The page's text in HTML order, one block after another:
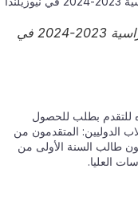
منح جامعة فيكتوريا ويلينجتون الدراسية 2023-2024 في
بطلب للحصول
ويلينجتون 2023 للطلاب الدوليين: المتقدمون من
السنة الأولى من